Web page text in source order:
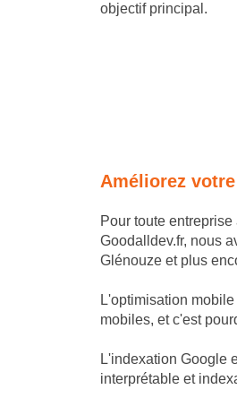
objectif principal.
Améliorez
Pour toute
Goodalldev.fr, nous
Glénouze et plus
L'optimisation
mobiles, et c'est
L'indexation Google
interprétable et